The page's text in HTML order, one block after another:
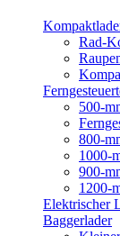
Rad-
500-
800-
1000-
900-
1200-
Elektrischer
Baggerlader